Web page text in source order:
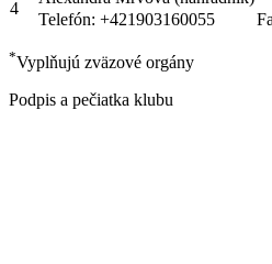
*Vyplňujú zväzové orgány
Podpis a pečiatka klubu